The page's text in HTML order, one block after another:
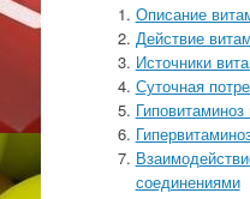
Описание
Действие
Источники
Суточная
соединениями